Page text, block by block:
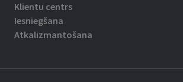
Klientu centrs
Iesniegšana
Atkalizmantošana